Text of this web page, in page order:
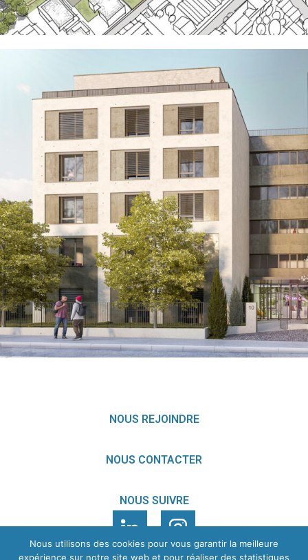
EN SAVOIR+
LYON 9ÈME
EN SAVOIR+
NOUS REJOINDRE
NOUS CONTACTER
NOUS SUIVRE
Nous utilisons des cookies pour vous garantir la meilleure
expérience sur notre site web et pour réaliser des statistiques